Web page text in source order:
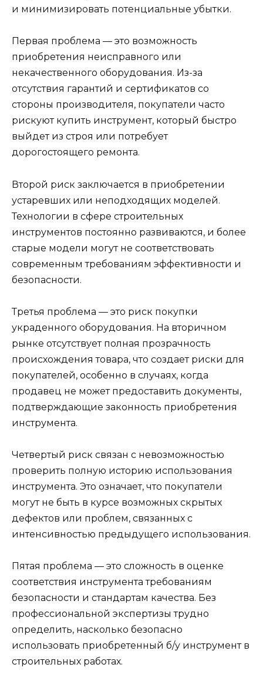
и минимизировать потенциальные убытки.
Первая проблема — это возможность
приобретения неисправного или
некачественного оборудования. Из-за
отсутствия гарантий и сертификатов со
стороны производителя, покупатели часто
рискуют купить инструмент, который быстро
выйдет из строя или потребует
дорогостоящего ремонта.
Второй риск заключается в приобретении
устаревших или неподходящих моделей.
Технологии в сфере строительных
инструментов постоянно развиваются, и более
старые модели могут не соответствовать
современным требованиям эффективности и
безопасности.
Третья проблема — это риск покупки
украденного оборудования. На вторичном
рынке отсутствует полная прозрачность
происхождения товара, что создает риски для
покупателей, особенно в случаях, когда
продавец не может предоставить документы,
подтверждающие законность приобретения
инструмента.
Четвертый риск связан с невозможностью
проверить полную историю использования
инструмента. Это означает, что покупатели
могут не быть в курсе возможных скрытых
дефектов или проблем, связанных с
интенсивностью предыдущего использования.
Пятая проблема — это сложность в оценке
соответствия инструмента требованиям
безопасности и стандартам качества. Без
профессиональной экспертизы трудно
определить, насколько безопасно
использовать приобретенный б/у инструмент в
строительных работах.